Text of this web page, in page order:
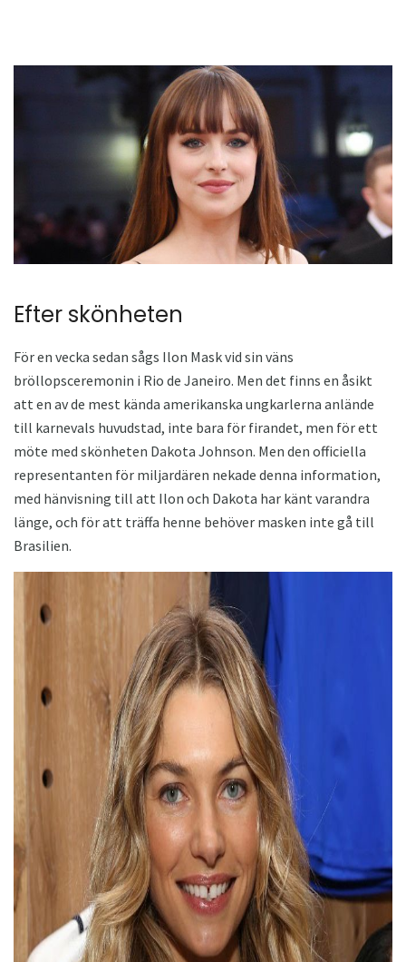
Efter skönheten
För en vecka sedan sågs Ilon Mask vid sin väns
bröllopsceremonin i Rio de Janeiro. Men det finns en åsikt
att en av de mest kända amerikanska ungkarlerna anlände
till karnevals huvudstad, inte bara för firandet, men för ett
möte med skönheten Dakota Johnson. Men den officiella
representanten för miljardären nekade denna information,
med hänvisning till att Ilon och Dakota har känt varandra
länge, och för att träffa henne behöver masken inte gå till
Brasilien.